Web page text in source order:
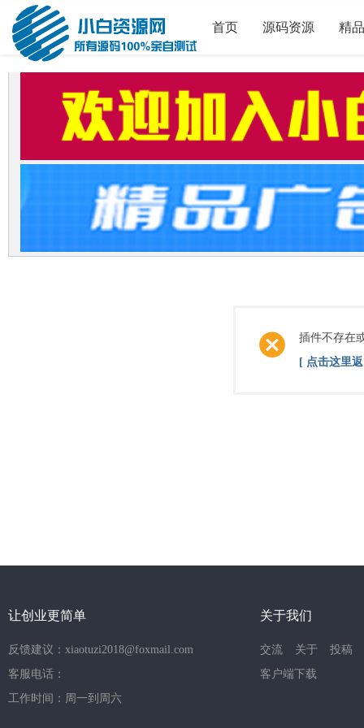
首页 源码资源 精
插件不存在
[ 点击这里
让创业更简单
反馈建议：xiaotuzi2018@foxmail.com
客服电话：
工作时间：周一到周六
关于我们
交流 关于
投稿
客户端下载